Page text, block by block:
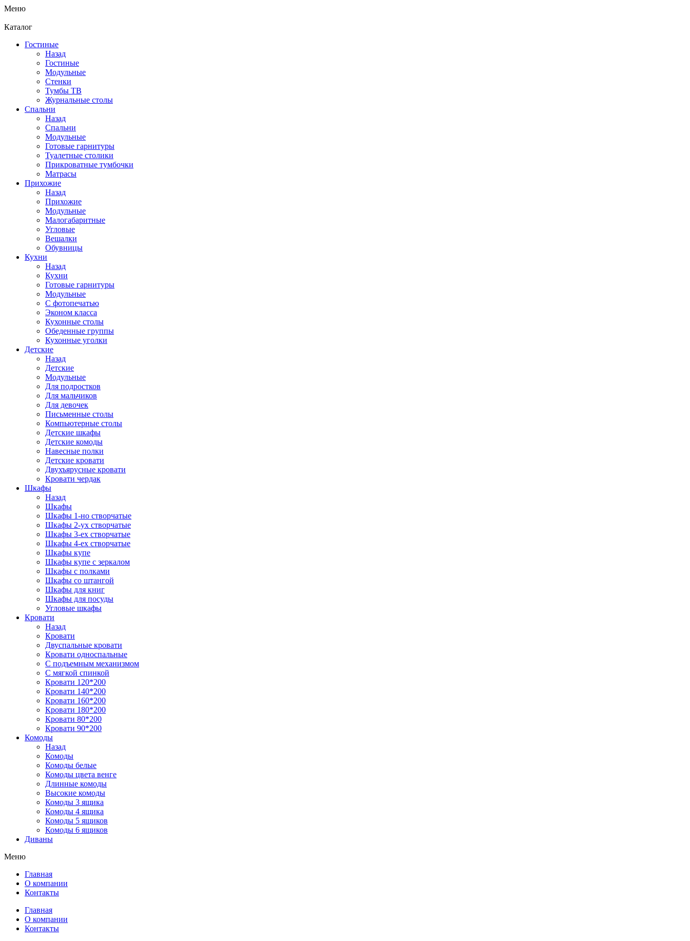
Меню
Каталог
Гостиные
Назад
Гостиные
Модульные
Стенки
Тумбы ТВ
Журнальные столы
Спальни
Назад
Спальни
Модульные
Готовые гарнитуры
Туалетные столики
Прикроватные тумбочки
Матрасы
Прихожие
Назад
Прихожие
Модульные
Малогабаритные
Угловые
Вешалки
Обувницы
Кухни
Назад
Кухни
Готовые гарнитуры
Модульные
С фотопечатью
Эконом класса
Кухонные столы
Обеденные группы
Кухонные уголки
Детские
Назад
Детские
Модульные
Для подростков
Для мальчиков
Для девочек
Письменные столы
Компьютерные столы
Детские шкафы
Детские комоды
Навесные полки
Детские кровати
Двухъярусные кровати
Кровати чердак
Шкафы
Назад
Шкафы
Шкафы 1-но створчатые
Шкафы 2-ух створчатые
Шкафы 3-ех створчатые
Шкафы 4-ех створчатые
Шкафы купе
Шкафы купе с зеркалом
Шкафы с полками
Шкафы со штангой
Шкафы для книг
Шкафы для посуды
Угловые шкафы
Кровати
Назад
Кровати
Двуспальные кровати
Кровати односпальные
С подъемным механизмом
С мягкой спинкой
Кровати 120*200
Кровати 140*200
Кровати 160*200
Кровати 180*200
Кровати 80*200
Кровати 90*200
Комоды
Назад
Комоды
Комоды белые
Комоды цвета венге
Длинные комоды
Высокие комоды
Комоды 3 ящика
Комоды 4 ящика
Комоды 5 ящиков
Комоды 6 ящиков
Диваны
Меню
Главная
О компании
Контакты
Главная
О компании
Контакты